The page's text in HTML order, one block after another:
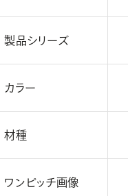
製品シリーズ
カラー
材種
ワンピッチ画像